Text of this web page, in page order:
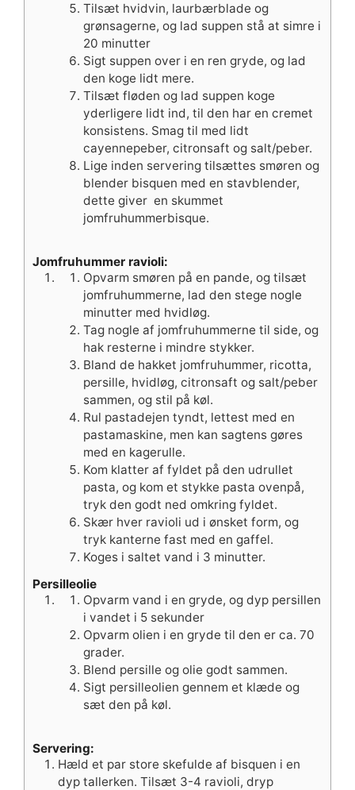
Tilsæt hvidvin, laurbærblade og
grønsagerne, og lad suppen stå at simre i
20 minutter
Sigt suppen over i en ren gryde, og lad
den koge lidt mere.
Tilsæt fløden og lad suppen koge
yderligere lidt ind, til den har en cremet
konsistens. Smag til med lidt
cayennepeber, citronsaft og salt/peber.
Lige inden servering tilsættes smøren og
blender bisquen med en stavblender,
dette giver en skummet
jomfruhummerbisque.
Jomfruhummer ravioli:
Opvarm smøren på en pande, og tilsæt
jomfruhummerne, lad den stege nogle
minutter med hvidløg.
Tag nogle af jomfruhummerne til side, og
hak resterne i mindre stykker.
Bland de hakket jomfruhummer, ricotta,
persille, hvidløg, citronsaft og salt/peber
sammen, og stil på køl.
Rul pastadejen tyndt, lettest med en
pastamaskine, men kan sagtens gøres
med en kagerulle.
Kom klatter af fyldet på den udrullet
pasta, og kom et stykke pasta ovenpå,
tryk den godt ned omkring fyldet.
Skær hver ravioli ud i ønsket form, og
tryk kanterne fast med en gaffel.
Koges i saltet vand i 3 minutter.
Persilleolie
Opvarm vand i en gryde, og dyp persillen
i vandet i 5 sekunder
Opvarm olien i en gryde til den er ca. 70
grader.
Blend persille og olie godt sammen.
Sigt persilleolien gennem et klæde og
sæt den på køl.
Servering:
Hæld et par store skefulde af bisquen i en
dyp tallerken. Tilsæt 3-4 ravioli, dryp